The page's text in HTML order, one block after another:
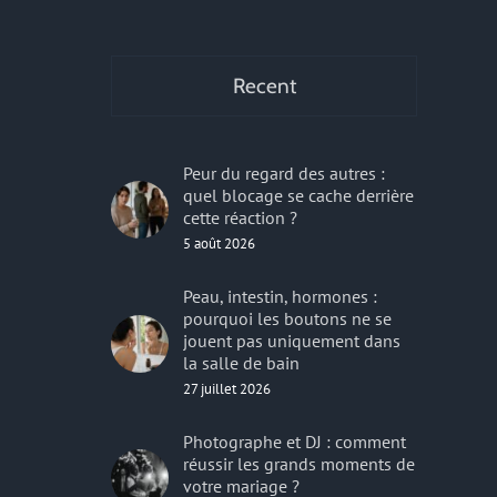
Recent
Peur du regard des autres :
quel blocage se cache derrière
cette réaction ?
5 août 2026
Peau, intestin, hormones :
pourquoi les boutons ne se
jouent pas uniquement dans
la salle de bain
27 juillet 2026
Photographe et DJ : comment
réussir les grands moments de
votre mariage ?